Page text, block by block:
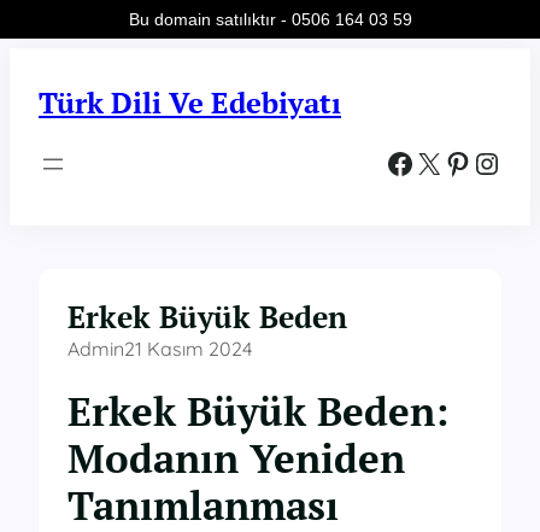
Türk Dili Ve Edebiyatı
Facebook X Pinterest Instagram
Erkek Büyük Beden
Admin21 Kasım 2024
Erkek Büyük Beden:
Modanın Yeniden
Tanımlanması
Bu domain satılıktır - 0506 164 03 59